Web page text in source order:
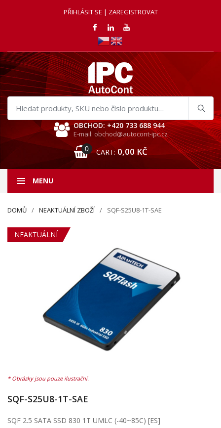
PŘIHLÁSIT SE | ZAREGISTROVAT
Hledat
produkty
OBCHOD: +420 733 688 944
E-mail: obchod@autocont-ipc.cz
0 CART: 0,00 KČ
MENU
DOMŮ NEAKTUÁLNÍ ZBOŽÍ SQF-S25U8-1T-SAE
NEAKTUÁLNÍ
SQF-S25U8-1T-SAE
SQF 2.5 SATA SSD 830 1T UMLC (-40~85C) [ES]